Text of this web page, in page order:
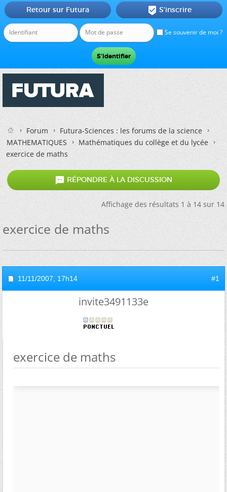
Se souvenir de moi ?
Retour sur Futura  S'inscrire
Forum
Futura-Sciences : les forums de la science
MATHEMATIQUES
Mathématiques du collège et du lycée
exercice de maths
 RÉPONDRE À LA DISCUSSION
Affichage des résultats 1 à 14 sur 14
exercice de maths
11/11/2007, 17h14 #1
invite3491133e
exercice de maths